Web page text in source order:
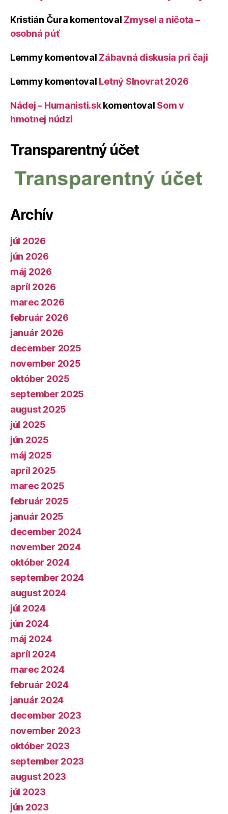
Kristián Čura komentoval Zmysel a ničota –
osobná púť
Lemmy komentoval Zábavná diskusia pri čaji
Lemmy komentoval Letný Slnovrat 2026
Nádej – Humanisti.skkomentoval Som v
hmotnej núdzi
Transparentný účet
Archív
júl 2026
jún 2026
máj 2026
apríl 2026
marec 2026
február 2026
január 2026
december 2025
november 2025
október 2025
september 2025
august 2025
júl 2025
jún 2025
máj 2025
apríl 2025
marec 2025
február 2025
január 2025
december 2024
november 2024
október 2024
september 2024
august 2024
júl 2024
jún 2024
máj 2024
apríl 2024
marec 2024
február 2024
január 2024
december 2023
november 2023
október 2023
september 2023
august 2023
júl 2023
jún 2023